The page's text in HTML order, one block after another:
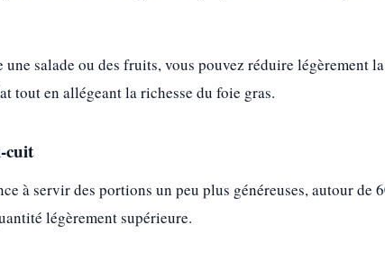
une salade ou des fruits, vous pouvez réduire légèrement
tout en allégeant la richesse du foie gras.
cuit
à servir des portions un peu plus généreuses, autour de
légèrement supérieure.